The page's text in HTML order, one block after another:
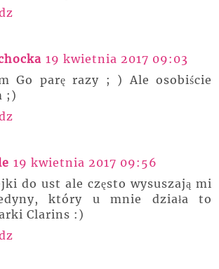
19 kwietnia 2017 09:03
Go parę razy ; ) Ale osobiście
;)
19 kwietnia 2017 09:56
do ust ale często wysuszają mi
który u mnie działa to
Clarins :)